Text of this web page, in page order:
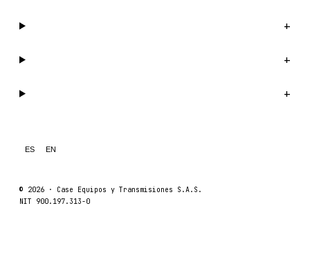
+
+
+
ES EN
© 2026 · Case Equipos y Transmisiones S.A.S.
NIT 900.197.313-0